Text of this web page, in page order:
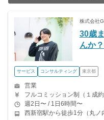
株式会社
30歳
んか
サービス コンサルティング 東京都
営業
週2日〜 / 1日6時間〜
西新宿駅から徒歩1分（丸ノ